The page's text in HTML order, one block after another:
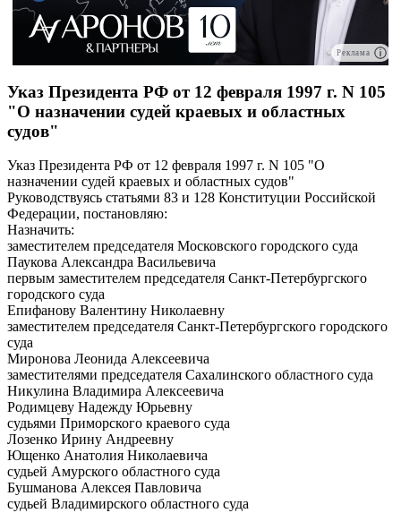
Реклама
Указ Президента РФ от 12 февраля 1997 г. N 105
"О назначении судей краевых и областных
судов"
Указ Президента РФ от 12 февраля 1997 г. N 105 "О
назначении судей краевых и областных судов"
Руководствуясь статьями 83 и 128 Конституции Российской
Федерации, постановляю:
Назначить:
заместителем председателя Московского городского суда
Паукова Александра Васильевича
первым заместителем председателя Санкт-Петербургского
городского суда
Епифанову Валентину Николаевну
заместителем председателя Санкт-Петербургского городского
суда
Миронова Леонида Алексеевича
заместителями председателя Сахалинского областного суда
Никулина Владимира Алексеевича
Родимцеву Надежду Юрьевну
судьями Приморского краевого суда
Лозенко Ирину Андреевну
Ющенко Анатолия Николаевича
судьей Амурского областного суда
Бушманова Алексея Павловича
судьей Владимирского областного суда